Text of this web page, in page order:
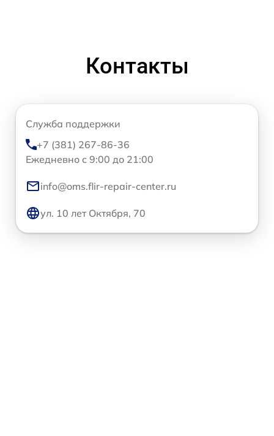
Контакты
Служба поддержки
+7 (381) 267-86-36
Ежедневно с 9:00 до 21:00
info@oms.flir-repair-center.ru
ул. 10 лет Октября, 70